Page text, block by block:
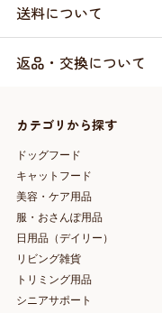
送料について
返品・交換について
カテゴリから探す
ドッグフード
キャットフード
美容・ケア用品
服・おさんぽ用品
日用品（デイリー）
リビング雑貨
トリミング用品
シニアサポート